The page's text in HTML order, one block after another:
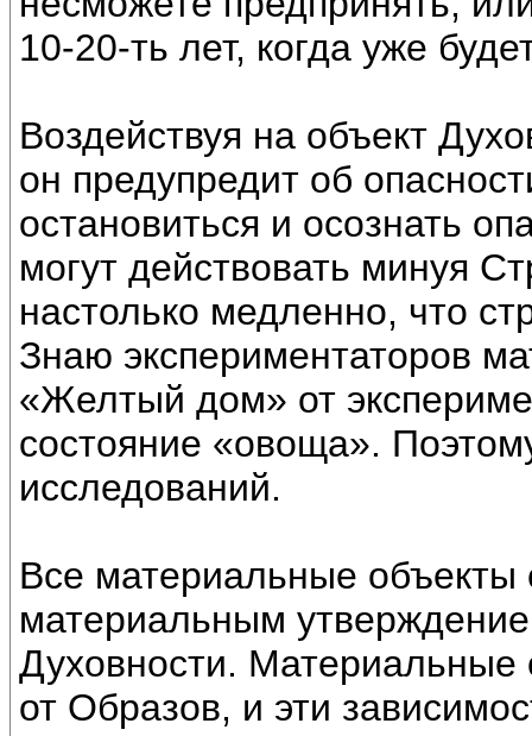
10-20-ть лет, когда уже
Воздействуя на объект
он предупредит об
остановиться и осознать
могут действовать минуя
настолько медленно, что
Знаю экспериментаторов
«Желтый дом» от
состояние «овоща».
исследований.
Все материальные
материальным
Духовности. Материальные
от Образов, и эти